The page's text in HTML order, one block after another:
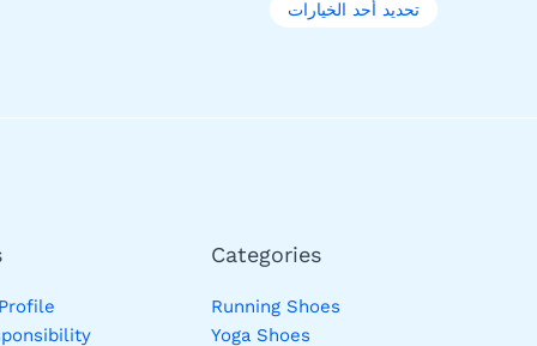
تحديد أحد الخيارات
Categories
Running Shoes
Yoga Shoes